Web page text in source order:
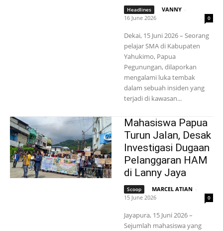
Headlines VANNY -
16 June 2026
0
Dekai, 15 Juni 2026 – Seorang
pelajar SMA di Kabupaten
Yahukimo, Papua
Pegunungan, dilaporkan
mengalami luka tembak
dalam sebuah insiden yang
terjadi di kawasan...
Mahasiswa Papua
Turun Jalan, Desak
Investigasi Dugaan
Pelanggaran HAM
di Lanny Jaya
Scoop MARCEL ATIAN -
15 June 2026
0
Jayapura, 15 Juni 2026 –
Sejumlah mahasiswa yang